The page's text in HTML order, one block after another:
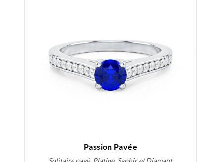
Passion Pavée
Solitaire pavé, Platine, Saphir et Diamant